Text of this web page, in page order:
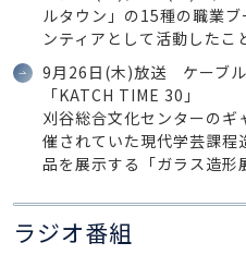
ルタウン」の15種の職業
ンティアとして活動したこ
9月26日(木)放送 ケーブル
「KATCH TIME 30」
刈谷総合文化センターの
催されていた現代学芸課程
品を展示する「ガラス造形
ラジオ番組